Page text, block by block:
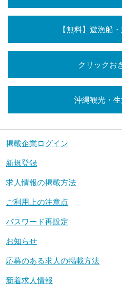
【無料】遊漁船
クリックお
沖縄観光・
掲載企業ログイン
新規登録
求人情報の掲載方法
ご利用上の注意点
パスワード再設定
お知らせ
応募のある求人の掲載方法
新着求人情報